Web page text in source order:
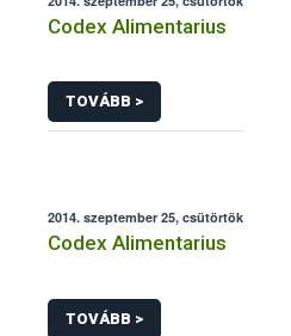
Codex Alimentarius
TOVÁBB >
2014. szeptember 25, csütörtök
Codex Alimentarius
TOVÁBB >